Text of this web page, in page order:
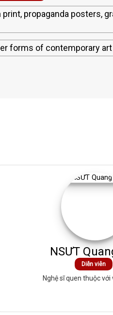
propaganda posters,
forms of contemporary
NSƯT
Diễn viên
Nghệ sĩ quen thuộc với